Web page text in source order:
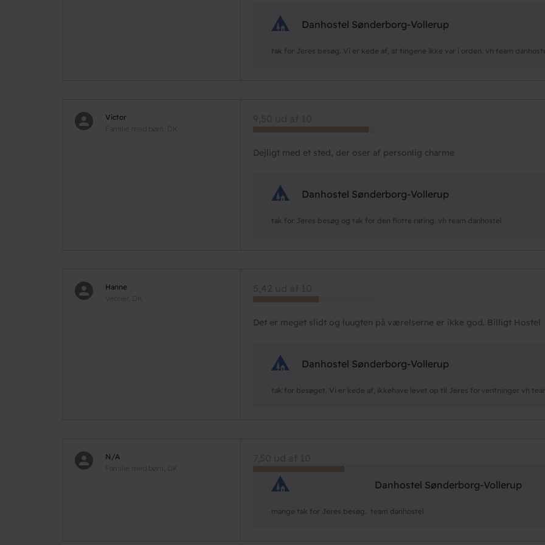
Danhostel Sønderborg-Vollerup
tak for Jeres besøg. Vi er kede af, at tingene ikke var i orden. vh team
Victor
Familie med børn, DK
9,50 ud af 10
Dejligt med et sted, der oser af personlig charme
Danhostel Sønderborg-Vollerup
tak for Jeres besøg og tak for den flotte rating. vh team danhostel
Hanne
Venner, DK
5,42 ud af 10
Det er meget slidt og luugten på værelserne er ikke god. Billigt Hostel
Danhostel Sønderborg-Vollerup
tak for besøget. Vi er kede af, ikkehave levet op til Jeres forventninger vh
N/A
Familie med børn, DK
7,50 ud af 10
Danhostel Sønderborg-Vollerup
mange tak for Jeres besøg. team danhostel